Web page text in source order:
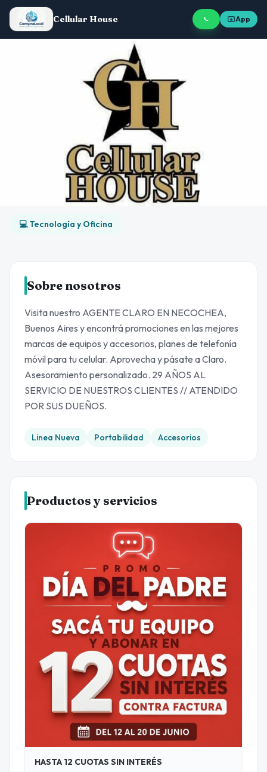
Cellular House App
💻 Tecnología y Oficina
Sobre nosotros
Visita nuestro AGENTE CLARO EN NECOCHEA,
Buenos Aires y encontrá promociones en las mejores
marcas de equipos y accesorios, planes de telefonía
móvil para tu celular. Aprovecha y pásate a Claro.
Asesoramiento personalizado. 29 AÑOS AL
SERVICIO DE NUESTROS CLIENTES // ATENDIDO
POR SUS DUEÑOS.
Linea Nueva Portabilidad Accesorios
Productos y servicios
HASTA 12 CUOTAS SIN INTERÉS